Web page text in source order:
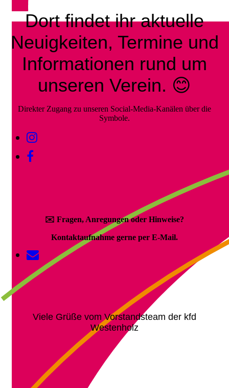
Dort findet ihr aktuelle
Neuigkeiten, Termine und
Informationen rund um
unseren Verein. 😊
Direkter Zugang zu unseren Social-Media-Kanälen über die
Symbole.
✉️ Fragen, Anregungen oder Hinweise?
Kontaktaufnahme gerne per E-Mail.
Viele Grüße vom Vorstandsteam der kfd
Westenholz